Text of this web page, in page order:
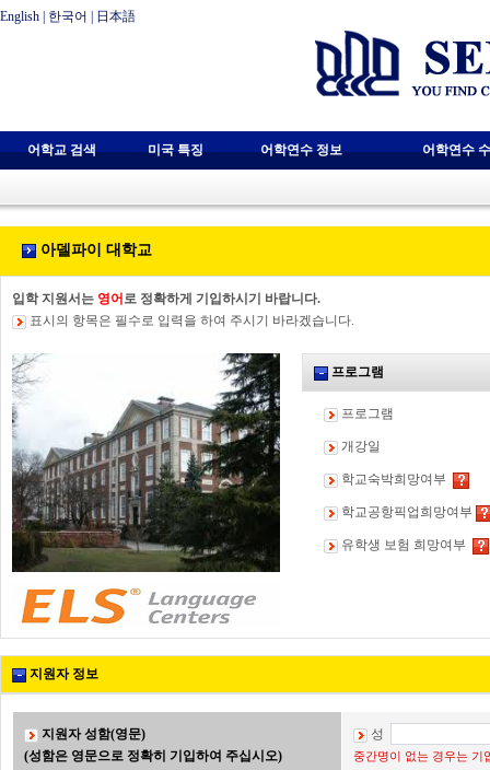
English 한국어 日本語
어학교 검색 미국 특징 어학연수 정보 어학연수
아델파이 대학교
입학 지원서는 영어 로 정확하게 기입하시기 바랍니다.
표시의 항목은 필수로 입력을 하여 주시기 바라겠습니다.
프로그램
프로그램
개강일
학교숙박희망여부
학교공항픽업희망여부
유학생 보험 희망여부
지원자 정보
지원자 성함(영문)
(성함은 영문으로 정확히 기입하여 주십시오)
성
중간명이 없는 경우는 기